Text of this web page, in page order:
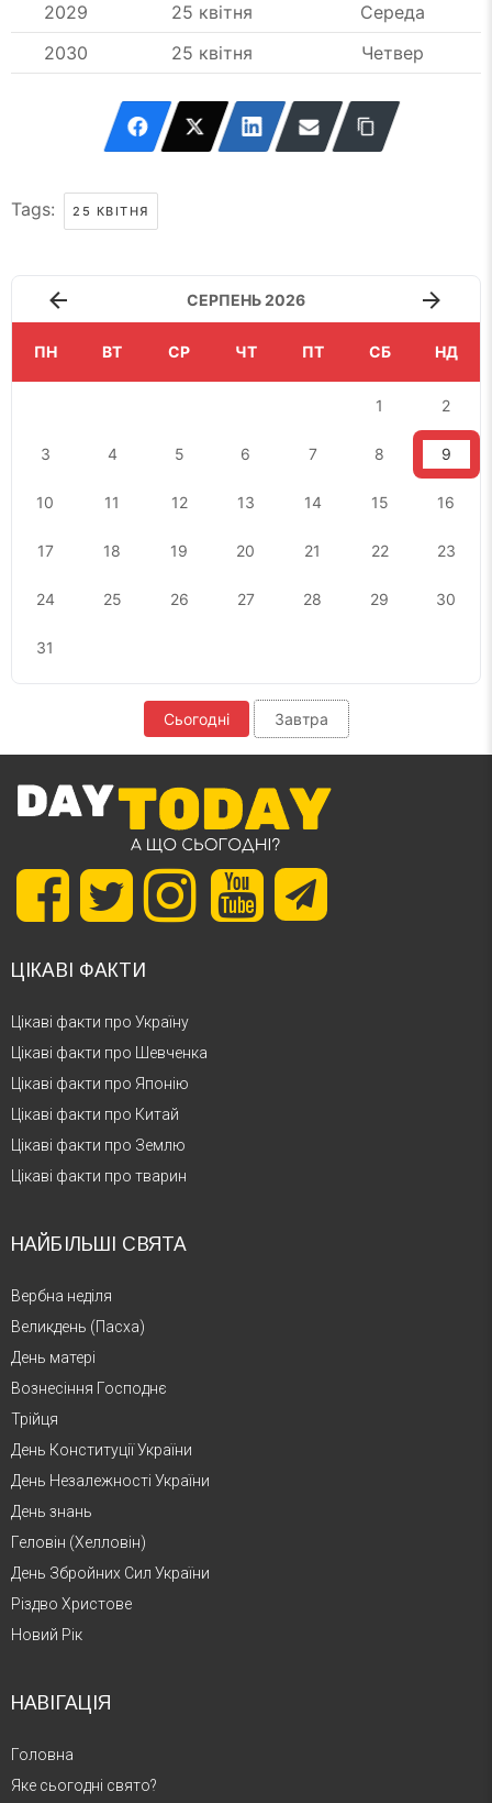
2029
25 квітня
Середа
2030
25 квітня Четвер
Tags: 25 КВІТНЯ
СЕРПЕНЬ 2026
ПН ВТ СР ЧТ ПТ СБ НД
1 2
3 4 5 6 7 8 9
10 11 12 13 14 15 16
17 18 19 20 21 22 23
24 25 26 27 28 29 30
31
Сьогодні Завтра
ЦІКАВІ ФАКТИ
Цікаві факти про Україну
Цікаві факти про Шевченка
Цікаві факти про Японію
Цікаві факти про Китай
Цікаві факти про Землю
Цікаві факти про тварин
НАЙБІЛЬШІ СВЯТА
Вербна неділя
Великдень (Пасха)
День матері
Вознесіння Господнє
Трійця
День Конституції України
День Незалежності України
День знань
Геловін (Хелловін)
День Збройних Сил України
Різдво Христове
Новий Рік
НАВІГАЦІЯ
Головна
Яке сьогодні свято?